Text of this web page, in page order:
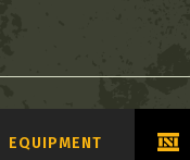
EQUIPMENT